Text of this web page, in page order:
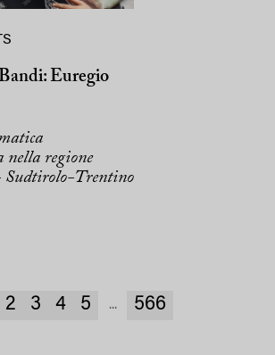
Euregio
nella regione
Sudtirolo-Trentino
2 3 4 5 ... 566